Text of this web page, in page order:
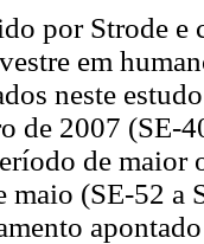
por Strode e
em
neste
de 2007 (SE-
de maior
maio (SE-52